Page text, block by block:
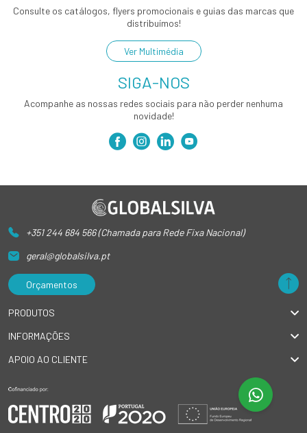
Consulte os catálogos, flyers promocionais e guias das marcas que
distribuímos!
Ver Multimédia
SIGA-NOS
Acompanhe as nossas redes sociais para não perder nenhuma
novidade!
+351 244 684 566 (Chamada para Rede Fixa Nacional)
geral@globalsilva.pt
Orçamentos
PRODUTOS
INFORMAÇÕES
APOIO AO CLIENTE